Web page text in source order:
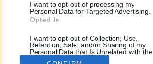
I want to opt-out of processing my
Personal Data for Targeted Advertising.
Opted In
I want to opt-out of Collection, Use,
Retention, Sale, and/or Sharing of my
Personal Data that Is Unrelated with the
Purposes for which it was collected.